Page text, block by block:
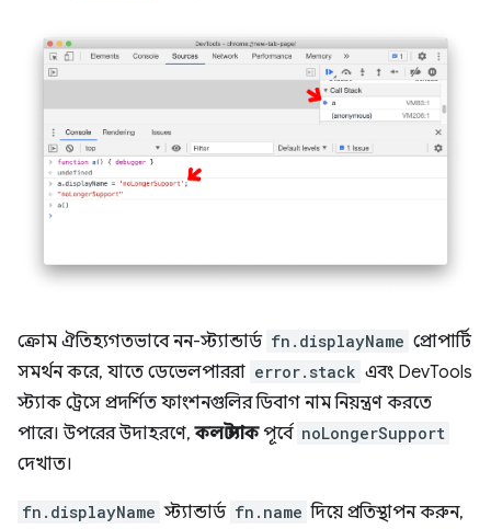
ক্রোম ঐতিহ্যগতভাবে নন-স্ট্যান্ডার্ড fn.displayName প্রোপার্টি
সমর্থন করে, যাতে ডেভেলপাররা error.stack এবং DevTools
স্ট্যাক ট্রেসে প্রদর্শিত ফাংশনগুলির ডিবাগ নাম নিয়ন্ত্রণ করতে
পারে। উপরের উদাহরণে,কল স্ট্যাকপূর্বে noLongerSupport
দেখাত।
fn.displayName স্ট্যান্ডার্ড fn.name দিয়ে প্রতিস্থাপন করুন,